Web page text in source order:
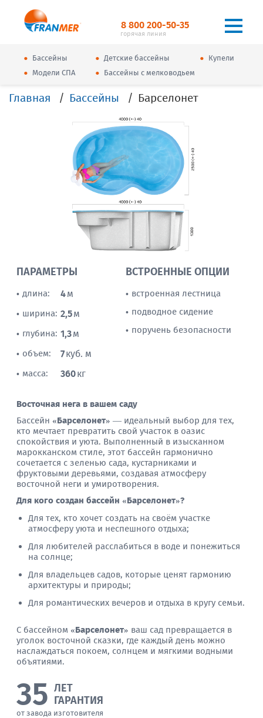
8 800 200-50-35
горячая линия
• Бассейны • Детские бассейны • Купели
• Модели СПА • Бассейны с мелководьем
Главная Бассейны Барселонет
ПАРАМЕТРЫ
• длина: 4м
• ширина: 2,5м
• глубина: 1,3м
• объем: 7куб. м
• масса: 360кг
ВСТРОЕННЫЕ ОПЦИИ
• встроенная лестница
• подводное сидение
• поручень безопасности
Восточная нега в вашем саду
Бассейн «Барселонет» — идеальный выбор для тех,
кто мечтает превратить свой участок в оазис
спокойствия и уюта. Выполненный в изысканном
марокканском стиле, этот бассейн гармонично
сочетается с зеленью сада, кустарниками и
фруктовыми деревьями, создавая атмосферу
восточной неги и умиротворения.
Для кого создан бассейн «Барселонет»?
Для тех, кто хочет создать на своём участке
атмосферу уюта и неспешного отдыха;
Для любителей расслабиться в воде и понежиться
на солнце;
Для владельцев садов, которые ценят гармонию
архитектуры и природы;
Для романтических вечеров и отдыха в кругу семьи.
С бассейном «Барселонет» ваш сад превращается в
уголок восточной сказки, где каждый день можно
наслаждаться покоем, солнцем и мягкими водными
объятиями.
35 ЛЕТ
ГАРАНТИЯ
от завода изготовителя